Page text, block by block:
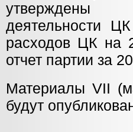
утверждены
деятельности
расходов ЦК на
отчет партии за
Материалы VII
будут